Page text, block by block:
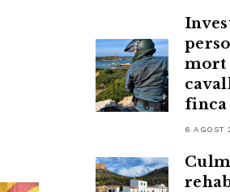
mort
finca
6 AGOST